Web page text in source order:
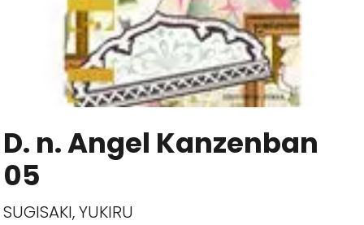
D. n. Angel Kanzenban
05
SUGISAKI, YUKIRU